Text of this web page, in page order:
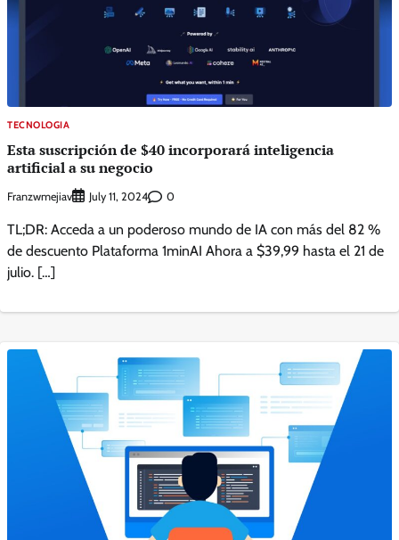
TECNOLOGIA
Esta suscripción de $40 incorporará inteligencia
artificial a su negocio
Franzwmejiav July 11, 2024 0
TL;DR: Acceda a un poderoso mundo de IA con más del 82 %
de descuento Plataforma 1minAI Ahora a $39,99 hasta el 21 de
julio. […]